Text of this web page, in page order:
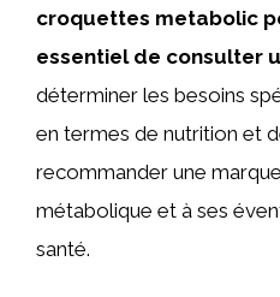
croquettes metabolic
essentiel de consulter
déterminer les besoins
en termes de nutrition et
recommander une
métabolique et à ses
santé.